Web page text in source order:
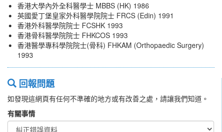
香港大學內外全科醫學士 MBBS (HK) 1986
英國愛丁堡皇家外科醫學院院士 FRCS (Edin) 1991
香港外科醫學院院士 FCSHK 1993
香港骨科醫學院院士 FHKCOS 1993
香港醫學專科學院院士(骨科) FHKAM (Orthopaedic Surgery)
1993
回報問題
如發現這網頁有任何不準確的地方或有改善之處，請讓我們知道。
有關事情